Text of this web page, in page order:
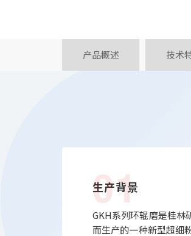
产品概述 技术
01
生产背景
GKH系列环辊磨是桂林
而生产的一种新型超细